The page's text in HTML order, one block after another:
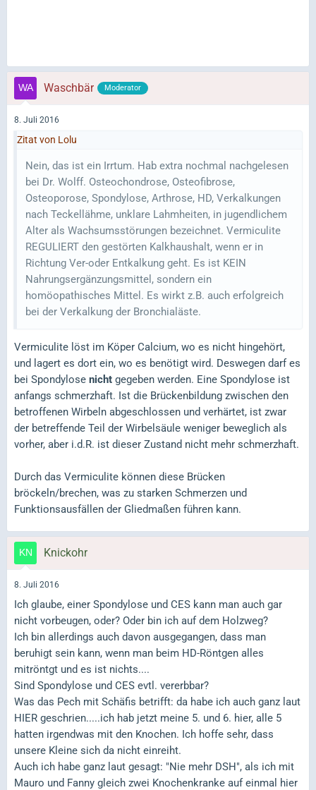
Waschbär Moderator
8. Juli 2016
Zitat von Lolu
Nein, das ist ein Irrtum. Hab extra nochmal nachgelesen
bei Dr. Wolff. Osteochondrose, Osteofibrose,
Osteoporose, Spondylose, Arthrose, HD, Verkalkungen
nach Teckellähme, unklare Lahmheiten, in jugendlichem
Alter als Wachsumsstörungen bezeichnet. Vermiculite
REGULIERT den gestörten Kalkhaushalt, wenn er in
Richtung Ver-oder Entkalkung geht. Es ist KEIN
Nahrungsergänzungsmittel, sondern ein
homöopathisches Mittel. Es wirkt z.B. auch erfolgreich
bei der Verkalkung der Bronchialäste.
Vermiculite löst im Köper Calcium, wo es nicht hingehört,
und lagert es dort ein, wo es benötigt wird. Deswegen darf es
bei Spondylose nicht gegeben werden. Eine Spondylose ist
anfangs schmerzhaft. Ist die Brückenbildung zwischen den
betroffenen Wirbeln abgeschlossen und verhärtet, ist zwar
der betreffende Teil der Wirbelsäule weniger beweglich als
vorher, aber i.d.R. ist dieser Zustand nicht mehr schmerzhaft.
Durch das Vermiculite können diese Brücken
bröckeln/brechen, was zu starken Schmerzen und
Funktionsausfällen der Gliedmaßen führen kann.
Knickohr
8. Juli 2016
Ich glaube, einer Spondylose und CES kann man auch gar
nicht vorbeugen, oder? Oder bin ich auf dem Holzweg?
Ich bin allerdings auch davon ausgegangen, dass man
beruhigt sein kann, wenn man beim HD-Röntgen alles
mitröntgt und es ist nichts....
Sind Spondylose und CES evtl. vererbbar?
Was das Pech mit Schäfis betrifft: da habe ich auch ganz laut
HIER geschrien.....ich hab jetzt meine 5. und 6. hier, alle 5
hatten irgendwas mit den Knochen. Ich hoffe sehr, dass
unsere Kleine sich da nicht einreiht.
Auch ich habe ganz laut gesagt: "Nie mehr DSH", als ich mit
Mauro und Fanny gleich zwei Knochenkranke auf einmal hier